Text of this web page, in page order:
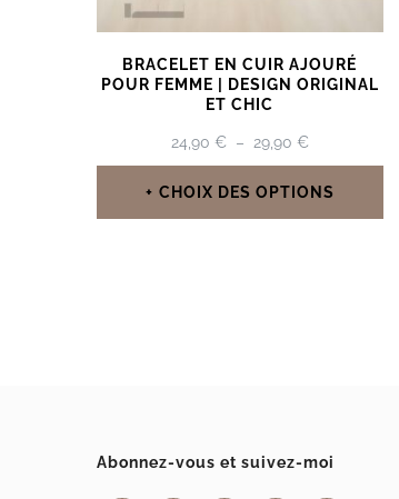
BRACELET EN CUIR AJOURÉ
POUR FEMME | DESIGN ORIGINAL
ET CHIC
24,90 € – 29,90 €PLAGE
DE
PRIX :
CHOIX DES OPTIONS
options
peuvent
Abonnez-vous et suivez-moi